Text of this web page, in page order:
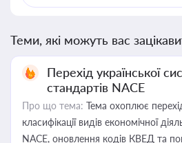
Теми, які можуть вас
Перехід української
стандартів NACE
Про що тема: Тема охоплює
класифікації видів економічної
NACE, оновлення кодів КВЕД та